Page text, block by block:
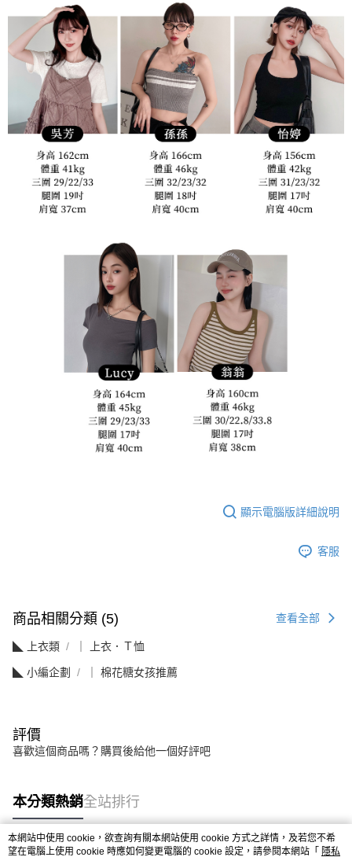
顯示電腦版詳細說明
客服
商品相關分類 (5) 查看全部
◣ 上衣類 ｜ 上衣．Ｔ恤
◣ 小編企劃 ｜ 棉花糖女孩推薦
評價
喜歡這個商品嗎？購買後給他一個好評吧
本分類熱銷全站排行
本網站中使用 cookie，欲查詢有關本網站使用 cookie 方式之詳情，及若您不希
望在電腦上使用 cookie 時應如何變更電腦的 cookie 設定，請參閱本網站「 隱私